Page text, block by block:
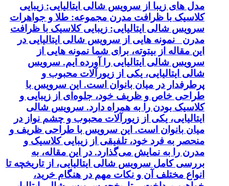
مدل های زیبا از سرویس شالی ایتالیایی: زیبایی
کلاسیک با ظرافت مدرن مجموعه: طلا و جواهرات
سرویس شالی ایتالیایی: زیبایی کلاسیک با ظرافت
مدرن نمونه هایی از سرویس شالی ایتالیایی در
این مقاله از بیتوته، برای شما نمونه هایی از
سرویس شالی ایتالیایی را آورده ایم. سرویس
شالی ایتالیایی، یکی از زیورآلات محبوب و
پرطرفدار در میان بانوان است. این سرویس با
طراحی خاص و ظریف خود، جلوه‌ای از زیبایی و
کلاسیک بودن را به همراه دارد. سرویس شالی
ایتالیایی، یکی از زیورآلات محبوب و چشم نواز در
میان بانوان است. این سرویس با طراحی ظریف و
منحصر به فرد خود، تلفیقی از زیبایی کلاسیک و
مدرن را به نمایش می‌گذارد. در این مقاله، به
بررسی کامل سرویس شالی ایتالیایی، از تاریخچه تا
انواع مختلف آن و نکات مهم در هنگام خرید،